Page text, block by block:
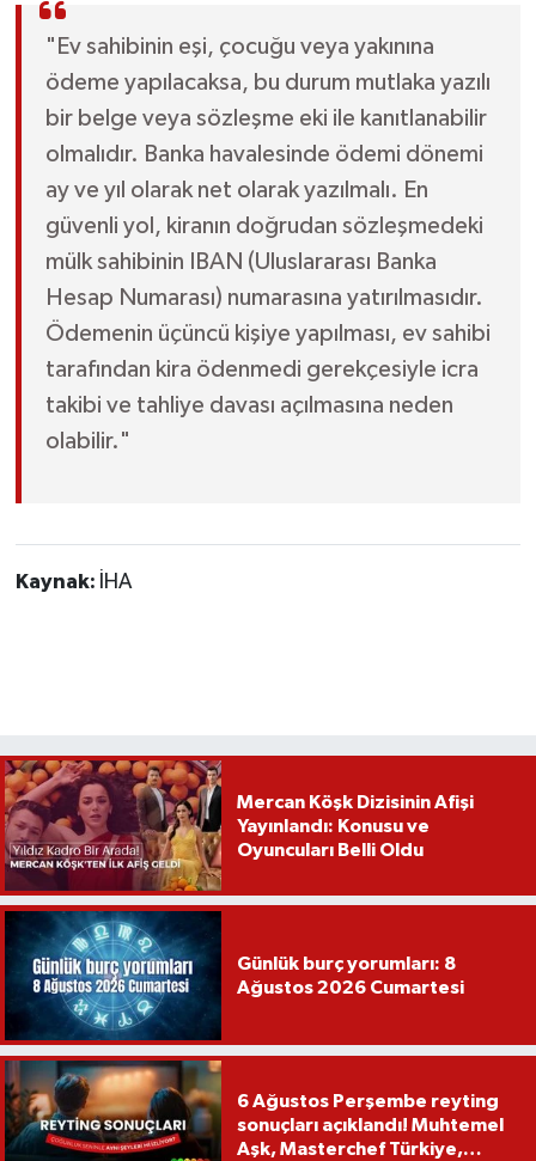
"Ev sahibinin eşi, çocuğu veya yakınına
ödeme yapılacaksa, bu durum mutlaka yazılı
bir belge veya sözleşme eki ile kanıtlanabilir
olmalıdır. Banka havalesinde ödemi dönemi
ay ve yıl olarak net olarak yazılmalı. En
güvenli yol, kiranın doğrudan sözleşmedeki
mülk sahibinin IBAN (Uluslararası Banka
Hesap Numarası) numarasına yatırılmasıdır.
Ödemenin üçüncü kişiye yapılması, ev sahibi
tarafından kira ödenmedi gerekçesiyle icra
takibi ve tahliye davası açılmasına neden
olabilir."
Kaynak: İHA
Mercan Köşk Dizisinin Afişi
Yayınlandı: Konusu ve
Oyuncuları Belli Oldu
Günlük burç yorumları: 8
Ağustos 2026 Cumartesi
6 Ağustos Perşembe reyting
sonuçları açıklandı! Muhtemel
Aşk, Masterchef Türkiye,